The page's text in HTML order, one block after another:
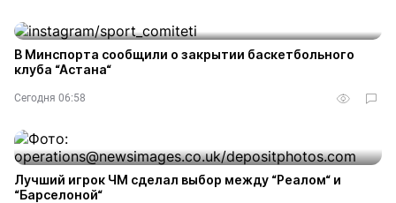
В Минспорта сообщили о закрытии баскетбольного
клуба “Астана“
Сегодня 06:58
Лучший игрок ЧМ сделал выбор между “Реалом“ и
“Барселоной“